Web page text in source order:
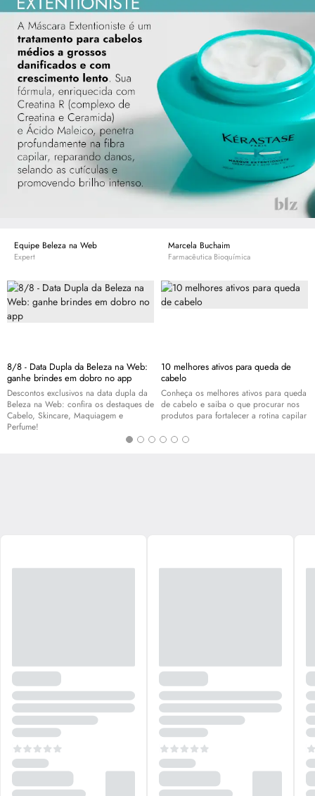
Equipe Beleza na Web
Expert
8/8 - Data Dupla da Beleza na Web:
ganhe brindes em dobro no app
Descontos exclusivos na data dupla da
Beleza na Web: confira os destaques de
Cabelo, Skincare, Maquiagem e
Perfume!
Marcela Buchaim
Farmacêutica Bioquímica
10 melhores ativos para queda de
cabelo
Conheça os melhores ativos para queda
de cabelo e saiba o que procurar nos
produtos para fortalecer a rotina capilar